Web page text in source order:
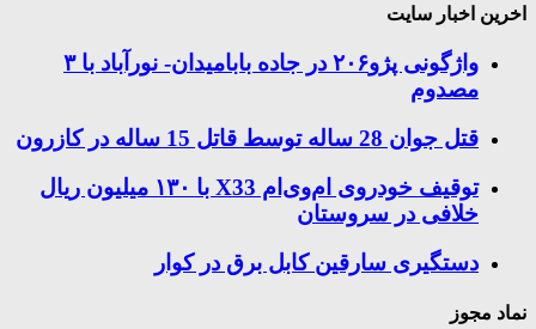
اخرین اخبار سایت
واژگونی پژو۲۰۶ در جاده بابامیدان- نورآباد با ۳
مصدوم
قتل جوان 28 ساله توسط قاتل 15 ساله در کازرون
توقیف خودروی ام‌وی‌ام X33 با ۱۳۰ میلیون ریال
خلافی در سروستان
دستگیری سارقین کابل برق در کوار
نماد مجوز